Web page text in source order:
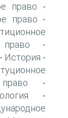
право -
право -
-
- История -
-
-